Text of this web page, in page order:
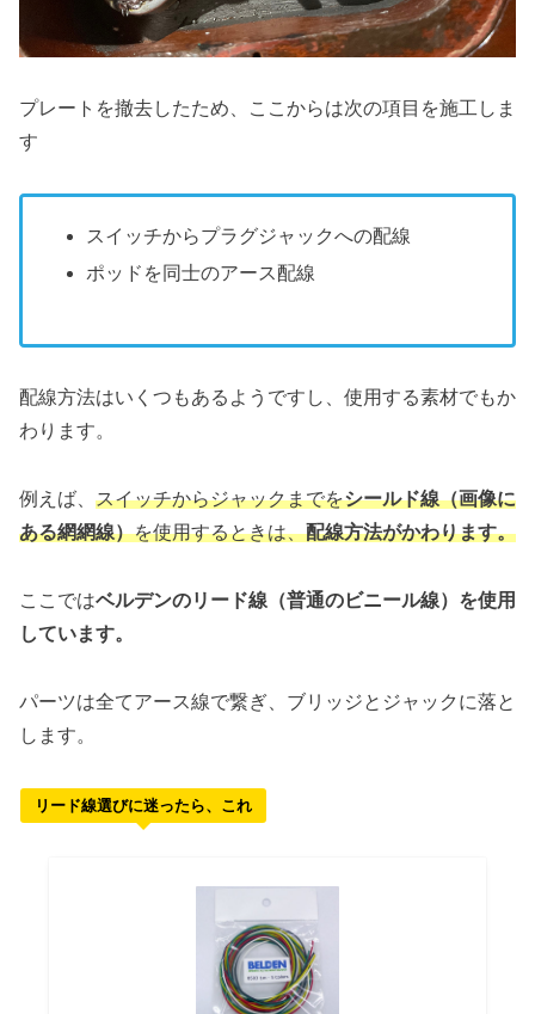
プレートを撤去したため、ここからは次の項目を施工しま
す
スイッチからプラグジャックへの配線
ポッドを同士のアース配線
配線方法はいくつもあるようですし、使用する素材でもか
わります。
例えば、 スイッチからジャックまでをシールド線（画像に
ある網網線）を使用するときは、配線方法がかわります。
ここではベルデンのリード線（普通のビニール線）を使用
しています。
パーツは全てアース線で繋ぎ、ブリッジとジャックに落と
します。
リード線選びに迷ったら、これ